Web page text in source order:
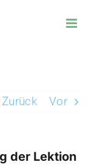
Zurück Vor
der Lektion